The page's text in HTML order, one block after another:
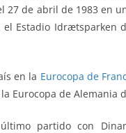
27 de abril de 1983 en
el Estadio Idrætsparken
en la Eurocopa de
Eurocopa de Alemania
partido con